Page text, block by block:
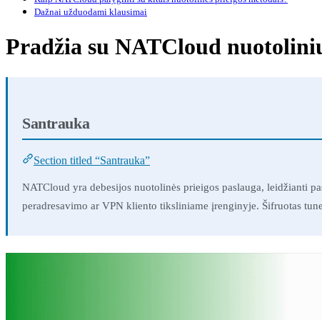
Dažnai užduodami klausimai
Pradžia su NATCloud
Santrauka
Section titled “Santrauka”
NATCloud yra debesijos nuotolinės prieigos paslauga, leidžianti
peradresavimo ar VPN kliento tiksliniame įrenginyje. Šifruotas